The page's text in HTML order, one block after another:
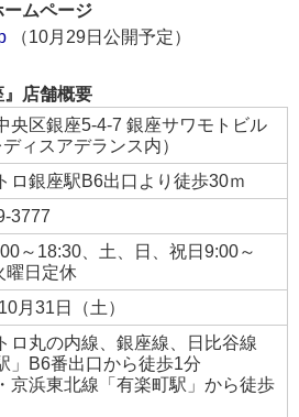
ムページ
（10月29日公開予定）
店舗概要
央区銀座5-4-7 銀座サワモトビル
ィスアデランス内）
ロ銀座駅B6出口より徒歩30ｍ
3777
～18:30、土、日、祝日9:00～
曜日定休
月31日（土）
ロ丸の内線、銀座線、日比谷線
」B6番出口から徒歩1分
京浜東北線「有楽町駅」から徒歩